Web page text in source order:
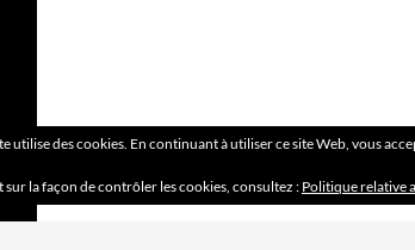
utilise des cookies. En continuant à utiliser ce site Web, vous
la façon de contrôler les cookies, consultez : Politique relative